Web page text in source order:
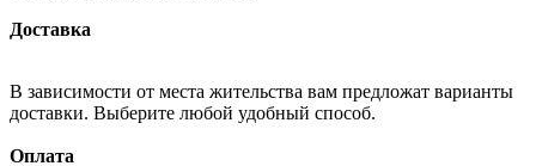
Доставка
В зависимости от места жительства вам предложат варианты
доставки. Выберите любой удобный способ.
Оплата